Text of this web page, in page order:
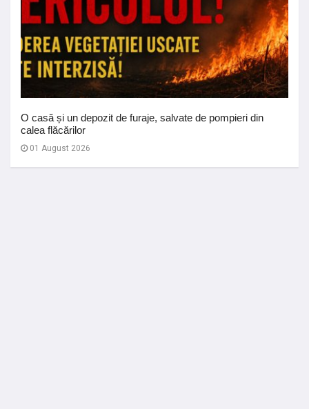
O casă și un depozit de furaje, salvate de pompieri din
calea flăcărilor
01 August 2026